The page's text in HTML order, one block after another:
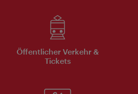
Öffentlicher Verkehr &
Tickets